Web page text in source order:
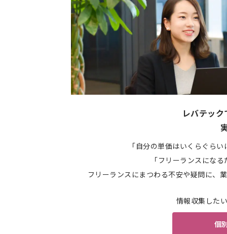
レバテッ
「自分の単価はいくらぐら
「フリーランスにな
フリーランスにまつわる不安や疑問に、
情報収集した
個